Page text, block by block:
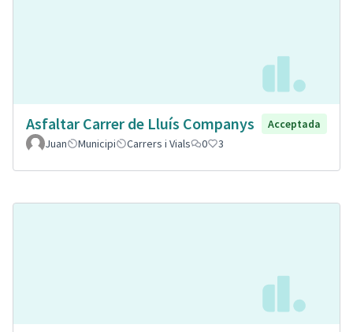
Asfaltar Carrer de Lluís Companys
Acceptada
Juan
Municipi Carrers i Vials 0 3